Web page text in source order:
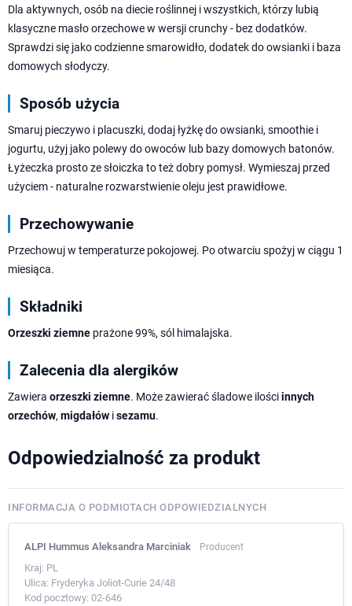
Dla aktywnych, osób na diecie roślinnej i wszystkich, którzy lubią
klasyczne masło orzechowe w wersji crunchy - bez dodatków.
Sprawdzi się jako codzienne smarowidło, dodatek do owsianki i baza
domowych słodyczy.
Sposób użycia
Smaruj pieczywo i placuszki, dodaj łyżkę do owsianki, smoothie i
jogurtu, użyj jako polewy do owoców lub bazy domowych batonów.
Łyżeczka prosto ze słoiczka to też dobry pomysł. Wymieszaj przed
użyciem - naturalne rozwarstwienie oleju jest prawidłowe.
Przechowywanie
Przechowuj w temperaturze pokojowej. Po otwarciu spożyj w ciągu 1
miesiąca.
Składniki
Orzeszki ziemne prażone 99%, sól himalajska.
Zalecenia dla alergików
Zawiera orzeszki ziemne. Może zawierać śladowe ilościinnych
orzechów, migdałów isezamu.
Odpowiedzialność za produkt
INFORMACJA O PODMIOTACH ODPOWIEDZIALNYCH
ALPI Hummus Aleksandra Marciniak Producent
Kraj: PL
Ulica: Fryderyka Joliot-Curie 24/48
Kod pocztowy: 02-646